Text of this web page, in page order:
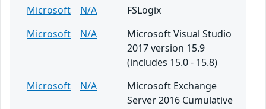
Microsoft
N/A
FSLogix
Microsoft
N/A
Microsoft Visual Studio
2017 version 15.9
(includes 15.0 - 15.8)
Microsoft
N/A
Microsoft Exchange
Server 2016 Cumulative